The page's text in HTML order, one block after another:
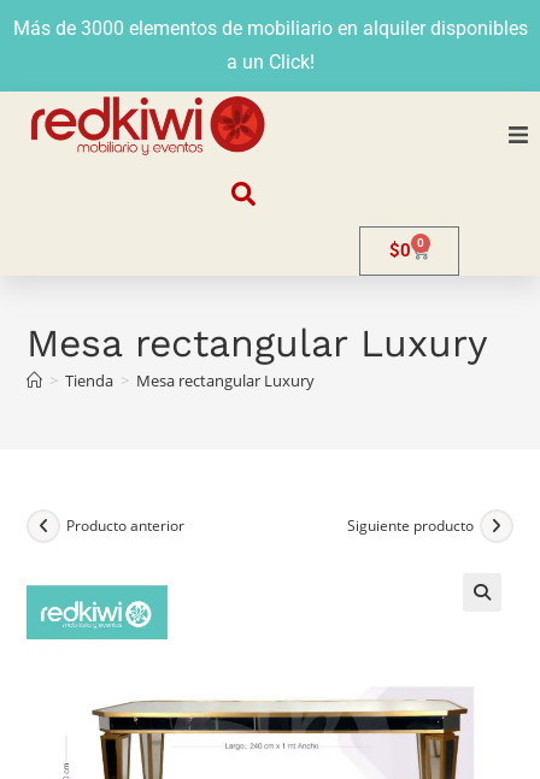
Más de 3000 elementos de mobiliario en alquiler disponibles
a un Click!
Venta
Contacto
$0 0
Mesa rectangular Luxury
> Tienda > Mesa rectangular Luxury
Producto anterior Siguiente producto